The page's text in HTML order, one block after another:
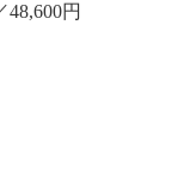
48,600円